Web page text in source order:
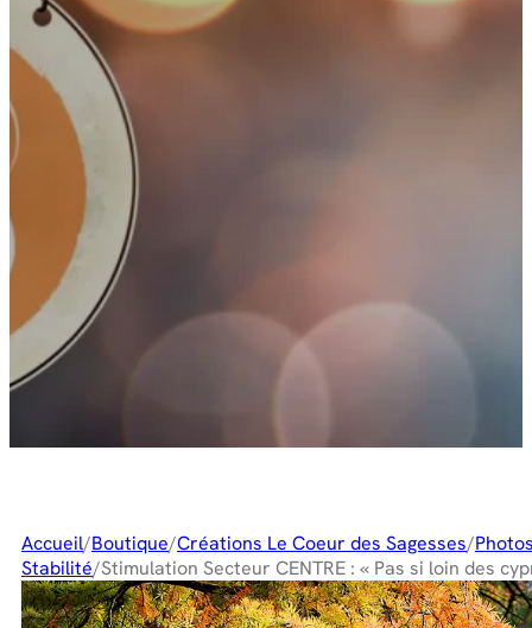
Accueil/Boutique/Créations Le Coeur des Sagesses/
Stabilité/Stimulation Secteur CENTRE : « Pas si loin des